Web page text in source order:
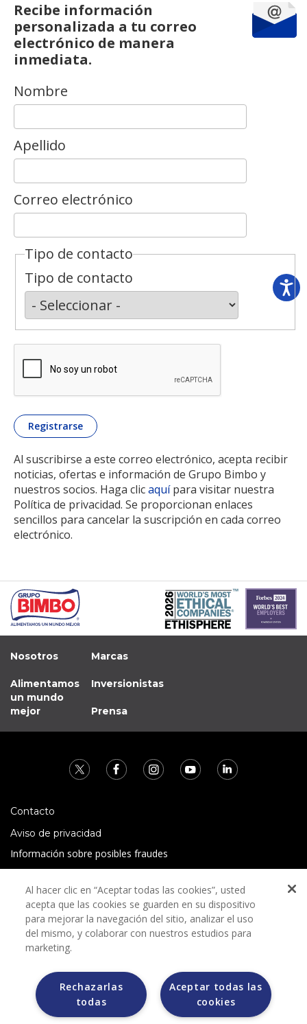
Recibe información
personalizada a tu correo
electrónico de manera
inmediata.
Nombre
Apellido
Correo electrónico
Tipo de contacto
Tipo de contacto
Al suscribirse a este correo electrónico, acepta recibir
noticias, ofertas e información de Grupo Bimbo y
nuestros socios. Haga clicaquípara visitar nuestra
Política de privacidad. Se proporcionan enlaces
sencillos para cancelar la suscripción en cada correo
electrónico.
Nosotros
Alimentamos
un mundo
mejor
Marcas
Inversionistas
Prensa
Contacto
Aviso de privacidad
Información sobre posibles fraudes
Términos y condiciones
Grupo Bimbo no solicita ningún tipo de pago durante el
proceso de selección.
Al hacer clic en “Aceptar todas las cookies”, usted
acepta que las cookies se guarden en su dispositivo
para mejorar la navegación del sitio, analizar el uso
del mismo, y colaborar con nuestros estudios para
marketing.
Aceptar todas las
cookies
Rechazarlas
todas